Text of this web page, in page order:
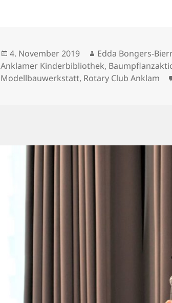
Veröffentlicht
am
4. November 2019 Autor
Edda Bongers-
Anklamer Kinderbibliothek,
Modellbauwerkstatt, Rotary Club Anklam